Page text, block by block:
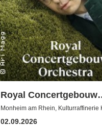
Royal Concertgebouw
Orchestra | Víkingur
Monheim am Rhein, Kulturraffinerie
02.09.2026